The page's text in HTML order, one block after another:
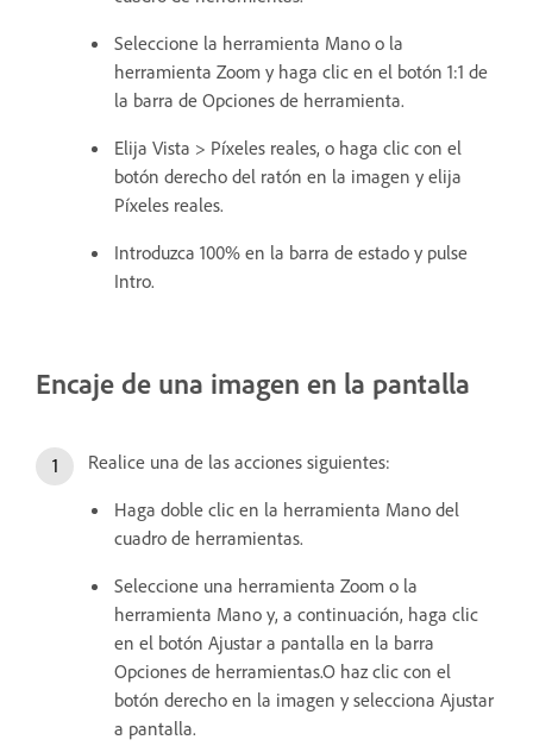
Seleccione la herramienta Mano o la
herramienta Zoom y haga clic en el botón 1:1 de
la barra de Opciones de herramienta.
Elija Vista > Píxeles reales, o haga clic con el
botón derecho del ratón en la imagen y elija
Píxeles reales.
Introduzca 100% en la barra de estado y pulse
Intro.
Encaje de una imagen en la pantalla
Realice una de las acciones siguientes:
Haga doble clic en la herramienta Mano del
cuadro de herramientas.
Seleccione una herramienta Zoom o la
herramienta Mano y, a continuación, haga clic
en el botón Ajustar a pantalla en la barra
Opciones de herramientas.O haz clic con el
botón derecho en la imagen y selecciona Ajustar
a pantalla.